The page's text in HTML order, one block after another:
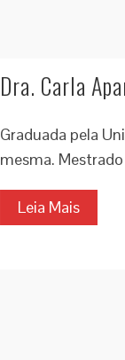
Dra. Carla
Graduada pela
mesma.
Leia Mais